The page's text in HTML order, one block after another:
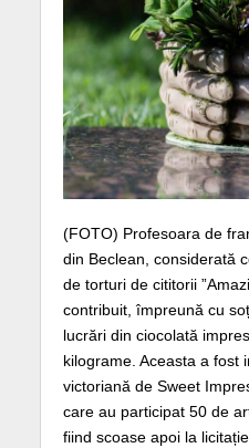
(FOTO) Profesoara de
din Beclean, considerată
de torturi de cititorii
contribuit, împreună cu
lucrări din ciocolată
kilograme. Aceasta a fost
victoriană de Sweet
care au participat 50 de
fiind scoase apoi la